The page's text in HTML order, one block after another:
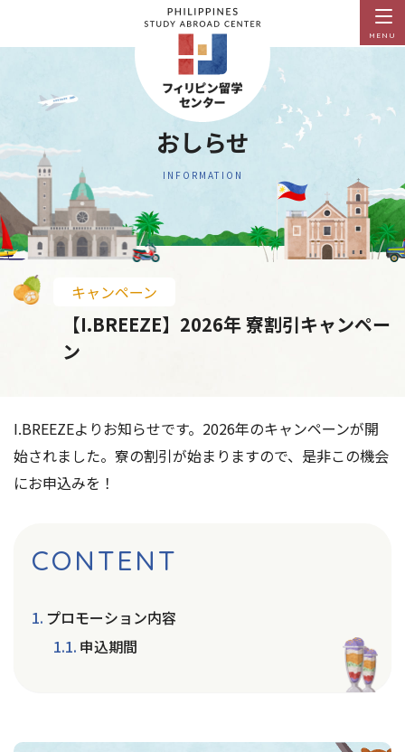
MENU
おしらせ
INFORMATION
キャンペーン
【I.BREEZE】2026年 寮割引キャンペー
ン
I.BREEZEよりお知らせです。2026年のキャンペーンが開
始されました。寮の割引が始まりますので、是非この機会
にお申込みを！
CONTENT
プロモーション内容
申込期間